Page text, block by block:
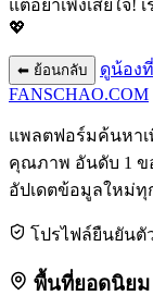
แต่อย่าเพิ่งเสียใจ!
💖
⬅ ย้อนกลับ
ดูน้อง
FANSCHAO.COM
แพลตฟอร์มค้นหาเ
คุณภาพ อันดับ 1 ข
อัปเดตข้อมูลใหม่ทุ
โปรไฟล์ยืนยันตั
พื้นที่ยอดนิยม